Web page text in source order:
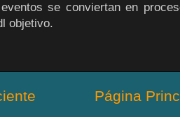
eventos se conviertan en
objetivo.
Página